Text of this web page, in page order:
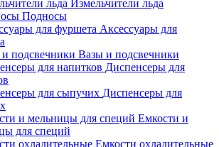
Измельчители льда
Подносы
Аксессуары для
Вазы и подсвечники
Диспенсеры для
Диспенсеры для
Емкости и
для специй
Емкости охладительные